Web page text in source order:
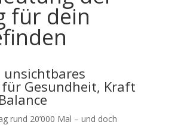
für dein
unsichtbares
Gesundheit, Kraft
rund 20’000 Mal – und doch